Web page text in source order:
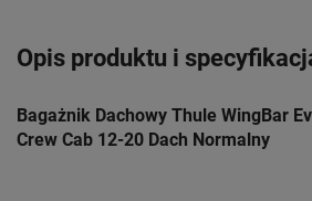
Opis produktu i
Bagażnik Dachowy Thule WingBar
Crew Cab 12-20 Dach Normalny